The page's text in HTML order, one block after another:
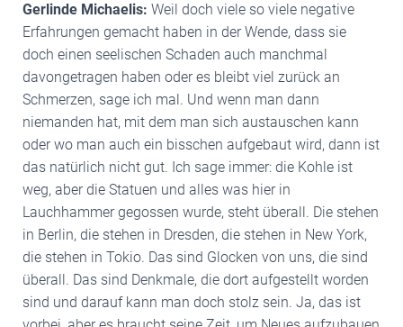
Gerlinde Michaelis: Weil doch viele so viele negative
Erfahrungen gemacht haben in der Wende, dass sie
doch einen seelischen Schaden auch manchmal
davongetragen haben oder es bleibt viel zurück an
Schmerzen, sage ich mal. Und wenn man dann
niemanden hat, mit dem man sich austauschen kann
oder wo man auch ein bisschen aufgebaut wird, dann ist
das natürlich nicht gut. Ich sage immer: die Kohle ist
weg, aber die Statuen und alles was hier in
Lauchhammer gegossen wurde, steht überall. Die stehen
in Berlin, die stehen in Dresden, die stehen in New York,
die stehen in Tokio. Das sind Glocken von uns, die sind
überall. Das sind Denkmale, die dort aufgestellt worden
sind und darauf kann man doch stolz sein. Ja, das ist